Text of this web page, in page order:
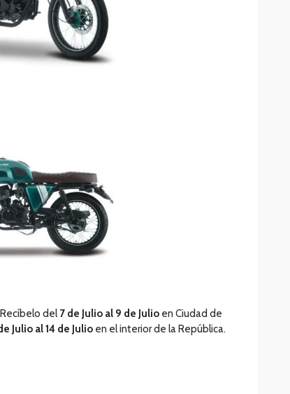
del7 de Julio al 9 de Julio en Ciudad de
Julio al 14 de Julio en el interior de la República.